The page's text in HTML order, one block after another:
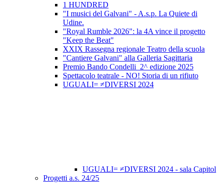
1 HUNDRED
"I musici del Galvani" - A.s.p. La Quiete di
Udine.
"Royal Rumble 2026": la 4A vince il progetto
"Keep the Beat"
XXIX Rassegna regionale Teatro della scuola
"Cantiere Galvani" alla Galleria Sagittaria
Premio Bando Condelli_2^ edizione 2025
Spettacolo teatrale - NO! Storia di un rifiuto
UGUALI= ≠DIVERSI 2024
UGUALI= ≠DIVERSI 2024 - sala Capitol
Progetti a.s. 24/25